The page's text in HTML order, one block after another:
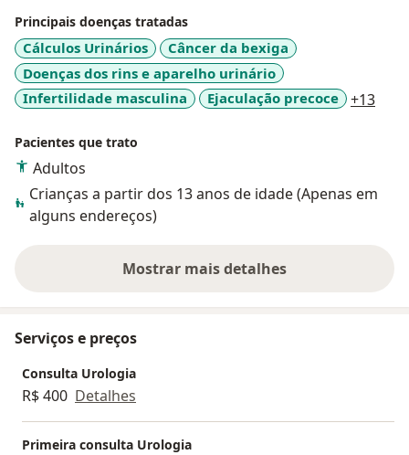
Principais doenças tratadas
Cálculos Urinários
Câncer da bexiga
Doenças dos rins e aparelho urinário
Infertilidade masculina
Ejaculação precoce +13
Pacientes que trato
Adultos
Crianças a partir dos 13 anos de idade (Apenas em
alguns endereços)
Mostrar mais detalhes
sobre a experiência
Serviços e preços
Consulta Urologia
R$ 400 Detalhes
Primeira consulta Urologia